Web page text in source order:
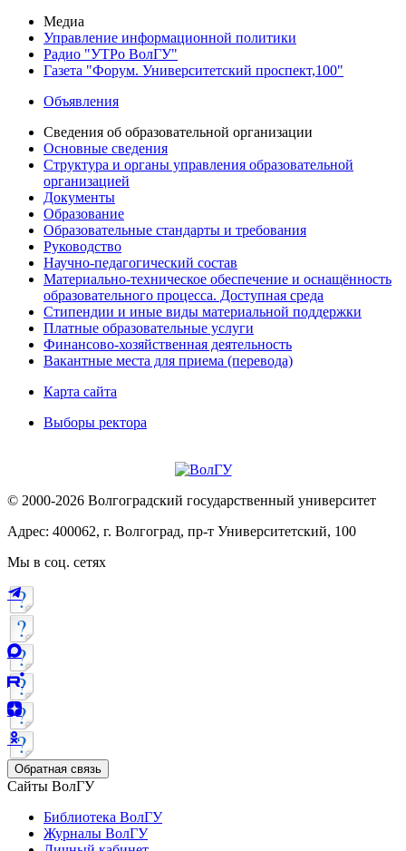
Медиа
Управление информационной политики
Радио "УТРо ВолГУ"
Газета "Форум. Университетский проспект,100"
Объявления
Сведения об образовательной организации
Основные сведения
Структура и органы управления образовательной
организацией
Документы
Образование
Образовательные стандарты и требования
Руководство
Научно-педагогический состав
Материально-техническое обеспечение и оснащённость
образовательного процесса. Доступная среда
Стипендии и иные виды материальной поддержки
Платные образовательные услуги
Финансово-хозяйственная деятельность
Вакантные места для приема (перевода)
Карта сайта
Выборы ректора
© 2000-2026 Волгоградский государственный университет
Адрес: 400062, г. Волгоград, пр-т Университетский, 100
Мы в соц. сетях
Обратная связь
Сайты ВолГУ
Библиотека ВолГУ
Журналы ВолГУ